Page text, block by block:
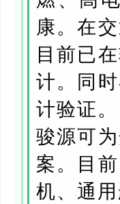
康。在
目前已
计。同
计验证。
骏源可
案。目
机、通